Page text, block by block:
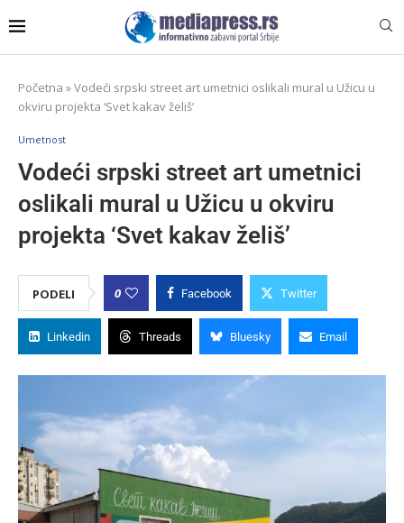
Početna »Vodeći srpski street art umetnici oslikali mural u Užicu u
okviru projekta ‘Svet kakav želiš’
Umetnost
Vodeći srpski street art umetnici
oslikali mural u Užicu u okviru
projekta ‘Svet kakav želiš’
PODELI 0 Facebook Twitter
Linkedin Threads Bluesky Email